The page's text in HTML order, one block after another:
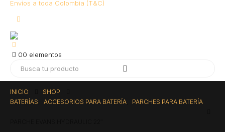
Envíos a toda Colombia (T&C)
00 elementos
INICIO
SHOP
BATERÍAS
ACCESORIOS PARA BATERÍA PARCHES PARA BATERÍA